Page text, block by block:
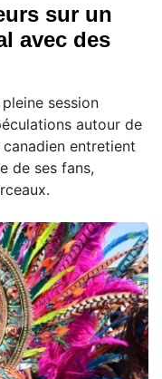
sur un
avec des
session
autour de
entretient
de ses fans,